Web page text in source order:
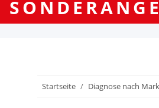
Startseite Diagnose nach